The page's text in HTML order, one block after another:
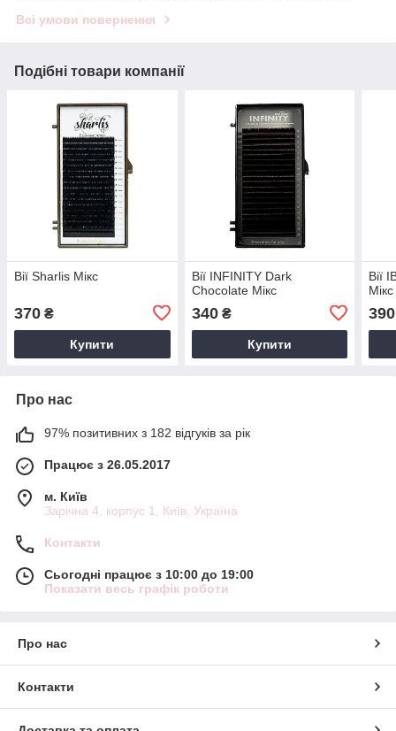
Всі умови повернення
Подібні товари компанії
Вії Sharlis Мікс
370 ₴
Купити
Вії INFINITY Dark
Chocolate Мікс
340₴
Купити
Вії
Мікс
390
Про нас
97% позитивних з 182 відгуків за рік
Працює з 26.05.2017
м. Київ
Зарічна 4, корпус 1, Київ, Україна
Контакти
Сьогодні працює з 10:00 до 19:00
Показати весь графік роботи
Про нас
Контакти